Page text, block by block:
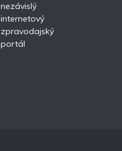
nezávislý
internetový
zpravodajský
portál